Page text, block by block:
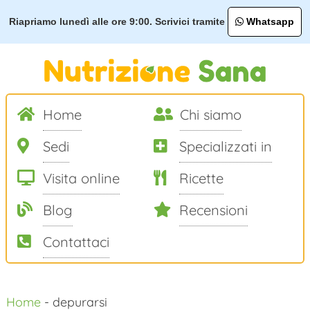
Riapriamo lunedì alle ore 9:00. Scrivici tramite Whatsapp
Home
Chi siamo
Sedi
Specializzati in
Visita online
Ricette
Blog
Recensioni
Contattaci
Home- depurarsi